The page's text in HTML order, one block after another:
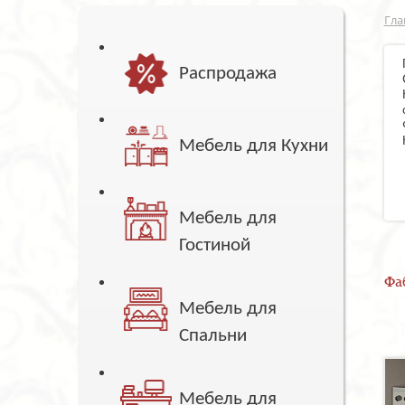
Распродажа
Мебель для Кухни
Мебель для
Гостиной
Мебель для
Спальни
Мебель для